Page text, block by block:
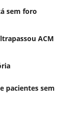
sem foro
ACM
pacientes sem